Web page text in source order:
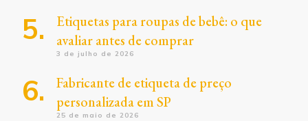
Etiquetas para roupas de bebê: o que
avaliar antes de comprar
3 de julho de 2026
Fabricante de etiqueta de preço
personalizada em SP
25 de maio de 2026